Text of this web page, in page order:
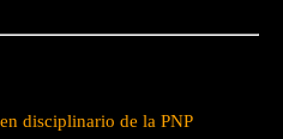
disciplinario de la PNP